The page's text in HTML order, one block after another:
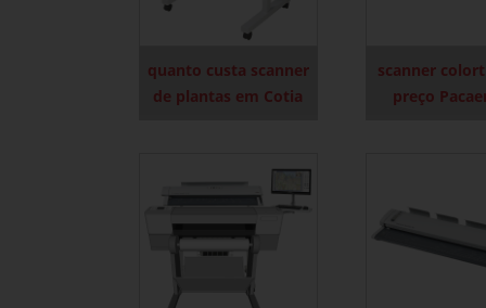
quanto custa scanner
de plantas em Cotia
scanner
preço